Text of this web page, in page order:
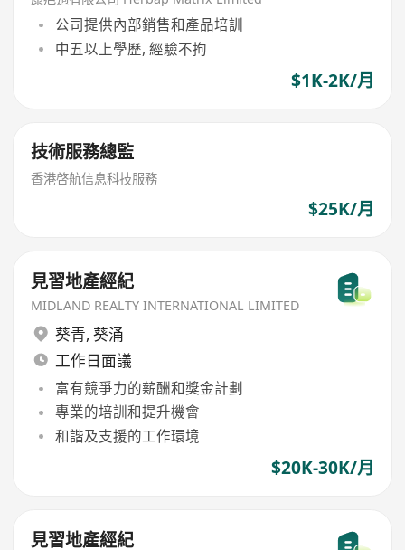
公司提供內部銷售和產品培訓
中五以上學歷, 經驗不拘
$1K-2K/月
技術服務總監
香港啓航信息科技服務
$25K/月
見習地產經紀
MIDLAND REALTY INTERNATIONAL LIMITED
葵青, 葵涌
工作日面議
富有競爭力的薪酬和獎金計劃
專業的培訓和提升機會
和諧及支援的工作環境
$20K-30K/月
見習地產經紀